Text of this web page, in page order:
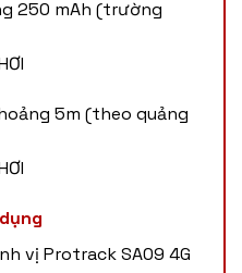
250 mAh (trường
5m (theo quảng
vị Protrack SA09 4G